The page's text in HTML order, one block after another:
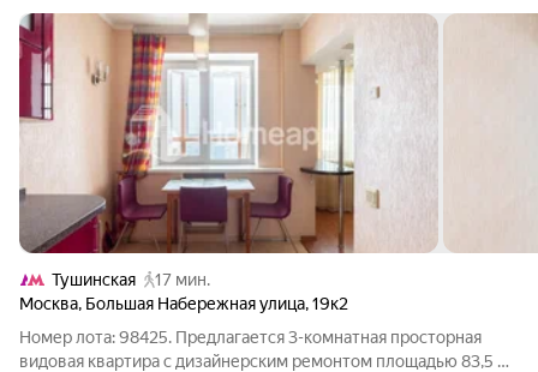
Тушинская
17 мин.
Москва, Большая Набережная улица,19к2
Номер лота: 98425. Предлагается 3-комнатная просторная
видовая квартира с дизайнерским ремонтом площадью 83,5 м